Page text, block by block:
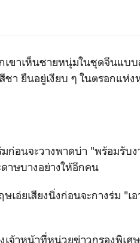
เขาเห็นชายหนุ่มในชุดจีนแบ
า ยืนอยู่เงียบ ๆ ในตรอกแห่ง
ก่อนจะวางพาดบ่า "พร้อมรับ
าษบางอย่างให้อีกคน
เอ่ยเสียงนิ่งก่อนจะกางร่ม "เ
จ้าหน้าที่หน่วยข่าวกรองพิเศ